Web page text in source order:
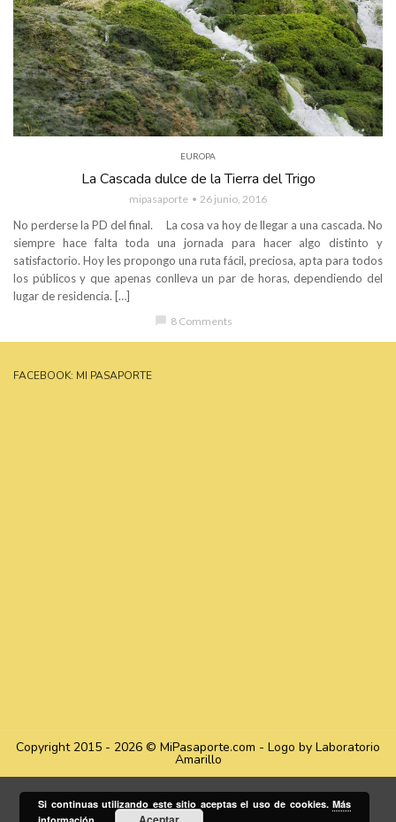
EUROPA
La Cascada dulce de la Tierra del Trigo
mipasaporte 26 junio, 2016
No perderse la PD del final. La cosa va hoy de llegar a una cascada. No
siempre hace falta toda una jornada para hacer algo distinto y
satisfactorio. Hoy les propongo una ruta fácil, preciosa, apta para todos
los públicos y que apenas conlleva un par de horas, dependiendo del
lugar de residencia. […]
chat_bubble 8 Comments
FACEBOOK: MI PASAPORTE
Copyright 2015 - 2026 © MiPasaporte.com - Logo by Laboratorio
Amarillo
Si continuas utilizando este sitio aceptas el uso de cookies. Más